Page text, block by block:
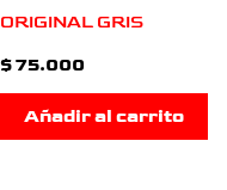
ORIGINAL GRIS
$75.000
Añadir al carrito